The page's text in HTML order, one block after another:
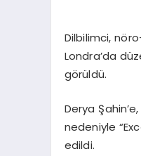
Dilbilimci,
Londra’da
görüldü.
Derya
nedeniyle
edildi.